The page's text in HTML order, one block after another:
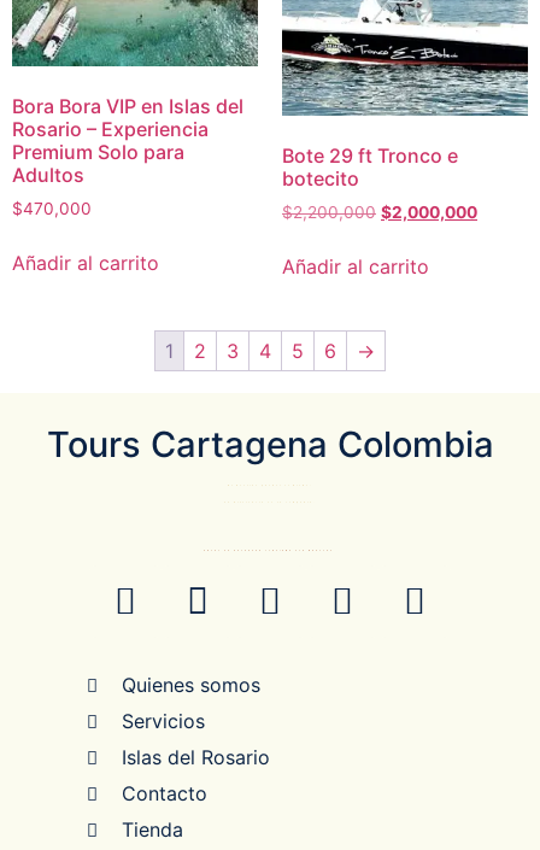
Bora Bora VIP en Islas del
Rosario – Experiencia
Premium Solo para
Adultos
$470,000
Añadir al carrito
Bote 29 ft Tronco e
botecito
$2,200,000 $2,000,000
Añadir al carrito
1 2 3 4 5 6 →
Tours Cartagena Colombia
Quienes somos
Servicios
Islas del Rosario
Contacto
Tienda